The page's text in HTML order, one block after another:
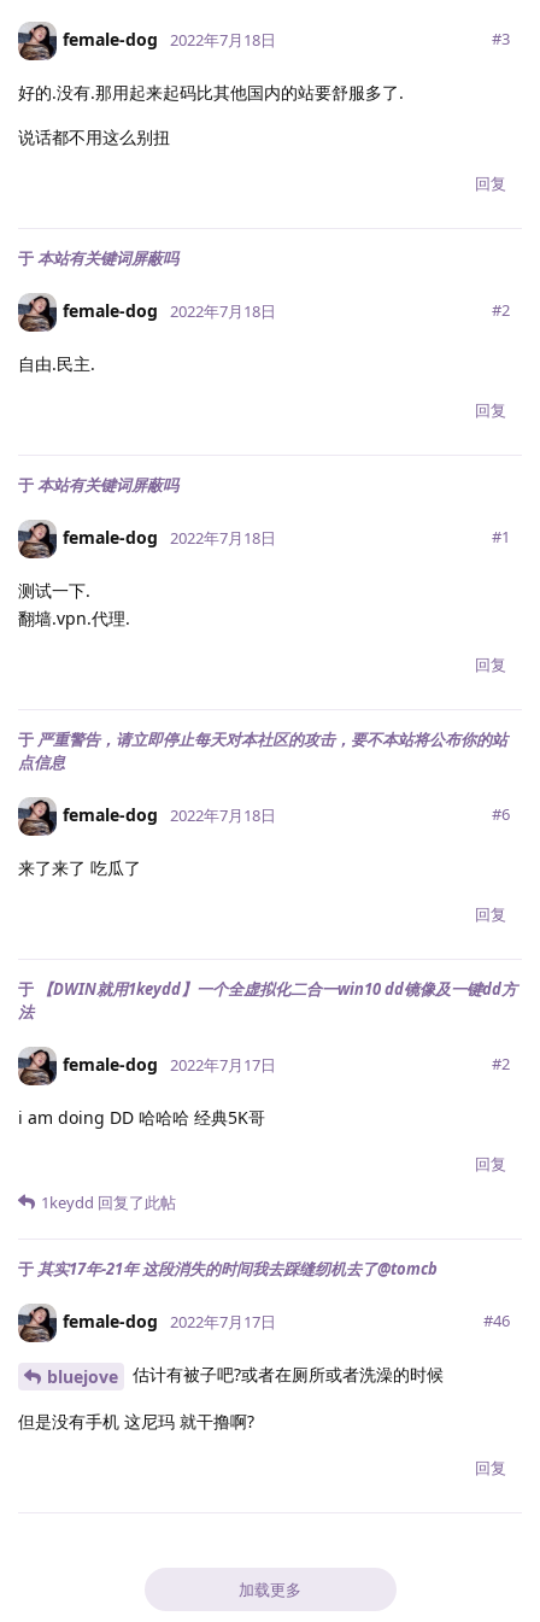
female-dog 2022年7月18日 #3
好的.没有.那用起来起码比其他国内的站要舒服多了.
说话都不用这么别扭
回复
于本站有关键词屏蔽吗
female-dog 2022年7月18日 #2
自由.民主.
回复
于本站有关键词屏蔽吗
female-dog 2022年7月18日 #1
测试一下.
翻墙.vpn.代理.
回复
于 严重警告，请立即停止每天对本社区的攻击，要不本站将公布你的站
点信息
female-dog 2022年7月18日 #6
来了来了 吃瓜了
回复
于
【DWIN就用1keydd】一个全虚拟化二合一win10 dd镜像及一键dd方
法
female-dog 2022年7月17日 #2
i am doing DD 哈哈哈 经典5K哥
回复
1keydd 回复了此帖
于其实17年-21年 这段消失的时间我去踩缝纫机去了@tomcb
female-dog 2022年7月17日 #46
bluejove 估计有被子吧?或者在厕所或者洗澡的时候
但是没有手机 这尼玛 就干撸啊?
回复
加载更多